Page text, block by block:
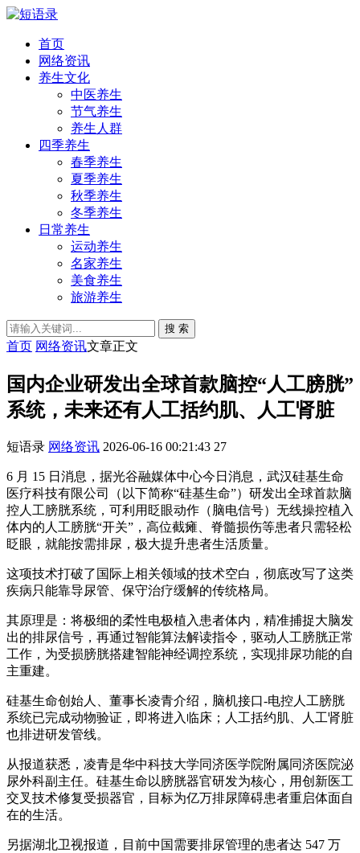
首页
网络资讯
养生文化
中医养生
节气养生
养生人群
四季养生
春季养生
夏季养生
秋季养生
冬季养生
日常养生
运动养生
名家养生
美食养生
旅游养生
搜 索
首页 网络资讯文章正文
国内企业研发出全球首款脑控“人工膀胱”
系统，未来还有人工括约肌、人工肾脏
短语录 网络资讯 2026-06-16 00:21:43 27
6 月 15 日消息，据光谷融媒体中心今日消息，武汉硅基生命
医疗科技有限公司（以下简称“硅基生命”）研发出全球首款脑
控人工膀胱系统，可利用眨眼动作（脑电信号）无线操控植入
体内的人工膀胱“开关”，高位截瘫、脊髓损伤等患者只需轻松
眨眼，就能按需排尿，极大提升患者生活质量。
这项技术打破了国际上相关领域的技术空白，彻底改写了这类
疾病只能靠导尿管、保守治疗缓解的传统格局。
其原理是：将极细的柔性电极植入患者体内，精准捕捉大脑发
出的排尿信号，再通过智能算法解读指令，驱动人工膀胱正常
工作，为受损膀胱搭建智能神经调控系统，实现排尿功能的自
主重建。
硅基生命创始人、董事长凌青介绍，脑机接口-电控人工膀胱
系统已完成动物验证，即将进入临床；人工括约肌、人工肾脏
也排进研发管线。
从报道获悉，凌青是华中科技大学同济医学院附属同济医院泌
尿外科副主任。硅基生命以膀胱器官研发为核心，用创新医工
交叉技术修复受损器官，目标为亿万排尿障碍患者重启体面自
在的生活。
另据湖北卫视报道，目前中国需要排尿管理的患者达 547 万